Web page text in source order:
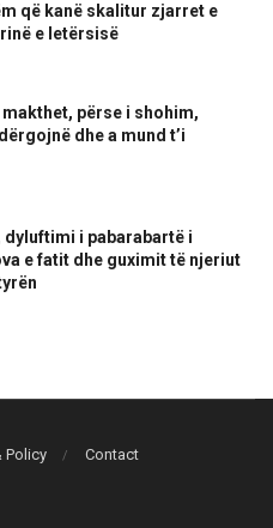
që kanë skalitur zjarret e
e letërsisë
përse i shohim,
dhe a mund t’i
dyluftimi i pabarabartë i
e fatit dhe guximit të njeriut
Policy Contact